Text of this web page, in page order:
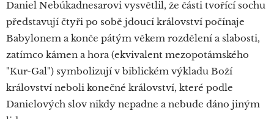
Daniel Nebúkadnesarovi vysvětlil, že části tvořící sochu
představují čtyři po sobě jdoucí království počínaje
Babylonem a konče pátým věkem rozdělení a slabosti,
zatímco kámen a hora (ekvivalent mezopotámského
"Kur-Gal") symbolizují v biblickém výkladu Boží
království neboli konečné království, které podle
Danielových slov nikdy nepadne a nebude dáno jiným